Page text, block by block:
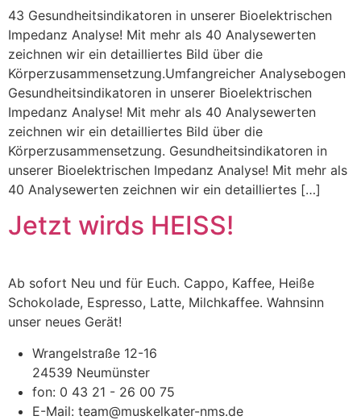
43 Gesundheitsindikatoren in unserer Bioelektrischen
Impedanz Analyse! Mit mehr als 40 Analysewerten
zeichnen wir ein detailliertes Bild über die
Körperzusammensetzung.Umfangreicher Analysebogen
Gesundheitsindikatoren in unserer Bioelektrischen
Impedanz Analyse! Mit mehr als 40 Analysewerten
zeichnen wir ein detailliertes Bild über die
Körperzusammensetzung. Gesundheitsindikatoren in
unserer Bioelektrischen Impedanz Analyse! Mit mehr als
40 Analysewerten zeichnen wir ein detailliertes […]
Jetzt wirds HEISS!
Ab sofort Neu und für Euch. Cappo, Kaffee, Heiße
Schokolade, Espresso, Latte, Milchkaffee. Wahnsinn
unser neues Gerät!
Wrangelstraße 12-16
24539 Neumünster
fon: 0 43 21 - 26 00 75
E-Mail: team@muskelkater-nms.de